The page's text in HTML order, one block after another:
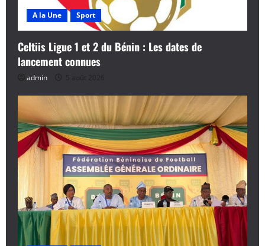
A la Une Sport
Celtiis Ligue 1 et 2 du Bénin : Les dates de
lancement connues
admin 5 août 2026